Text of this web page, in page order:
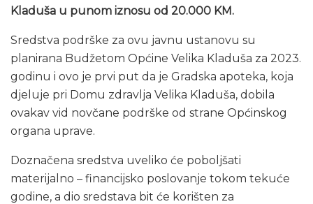
Kladuša u punom iznosu od 20.000 KM.
Sredstva podrške za ovu javnu ustanovu su
planirana Budžetom Općine Velika Kladuša za 2023.
godinu i ovo je prvi put da je Gradska apoteka, koja
djeluje pri Domu zdravlja Velika Kladuša, dobila
ovakav vid novčane podrške od strane Općinskog
organa uprave.
Doznačena sredstva uveliko će poboljšati
materijalno – financijsko poslovanje tokom tekuće
godine, a dio sredstava bit će korišten za